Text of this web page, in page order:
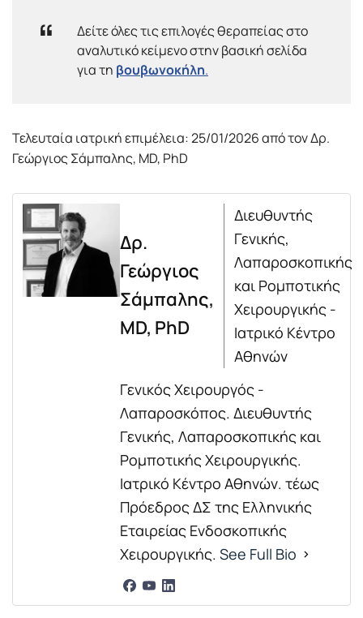
Δείτε όλες τις επιλογές θεραπείας στο
αναλυτικό κείμενο στην βασική σελίδα
για τη βουβωνοκήλη.
Τελευταία ιατρική επιμέλεια: 25/01/2026 από τον Δρ.
Γεώργιος Σάμπαλης, MD, PhD
Δρ.
Γεώργιος
Σάμπαλης,
MD, PhD
Διευθυντής
Γενικής,
Λαπαροσκοπικής
και Ρομποτικής
Χειρουργικής -
Ιατρικό Κέντρο
Αθηνών
Γενικός Χειρουργός -
Λαπαροσκόπος. Διευθυντής
Γενικής, Λαπαροσκοπικής και
Ρομποτικής Χειρουργικής.
Ιατρικό Κέντρο Αθηνών. τέως
Πρόεδρος ΔΣ της Ελληνικής
Εταιρείας Ενδοσκοπικής
Χειρουργικής. See Full Bio